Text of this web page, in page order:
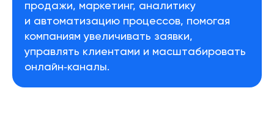
продажи, маркетинг, аналитику
и автоматизацию процессов, помогая
компаниям увеличивать заявки,
управлять клиентами и масштабировать
онлайн‑каналы.